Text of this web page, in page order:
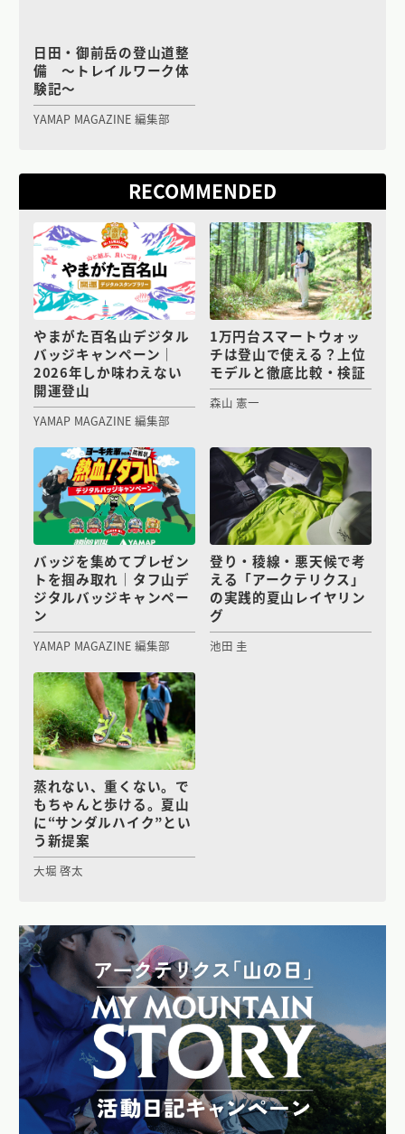
日田・御前岳の登山道整
備 〜トレイルワーク体
験記〜
YAMAP MAGAZINE 編集部
RECOMMENDED
やまがた百名山デジタル
バッジキャンペーン｜
2026年しか味わえない
開運登山
YAMAP MAGAZINE 編集部
1万円台スマートウォッ
チは登山で使える？上位
モデルと徹底比較・検証
森山 憲一
バッジを集めてプレゼン
トを掴み取れ｜タフ山デ
ジタルバッジキャンペー
ン
YAMAP MAGAZINE 編集部
登り・稜線・悪天候で考
える「アークテリクス」
の実践的夏山レイヤリン
グ
池田 圭
蒸れない、重くない。で
もちゃんと歩ける。夏山
に“サンダルハイク”とい
う新提案
大堀 啓太